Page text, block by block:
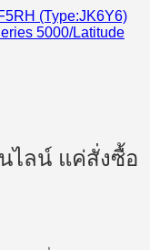
(Type:JK6Y6)
5000/Latitude
ไลน์ แค่สั่งซื้อ